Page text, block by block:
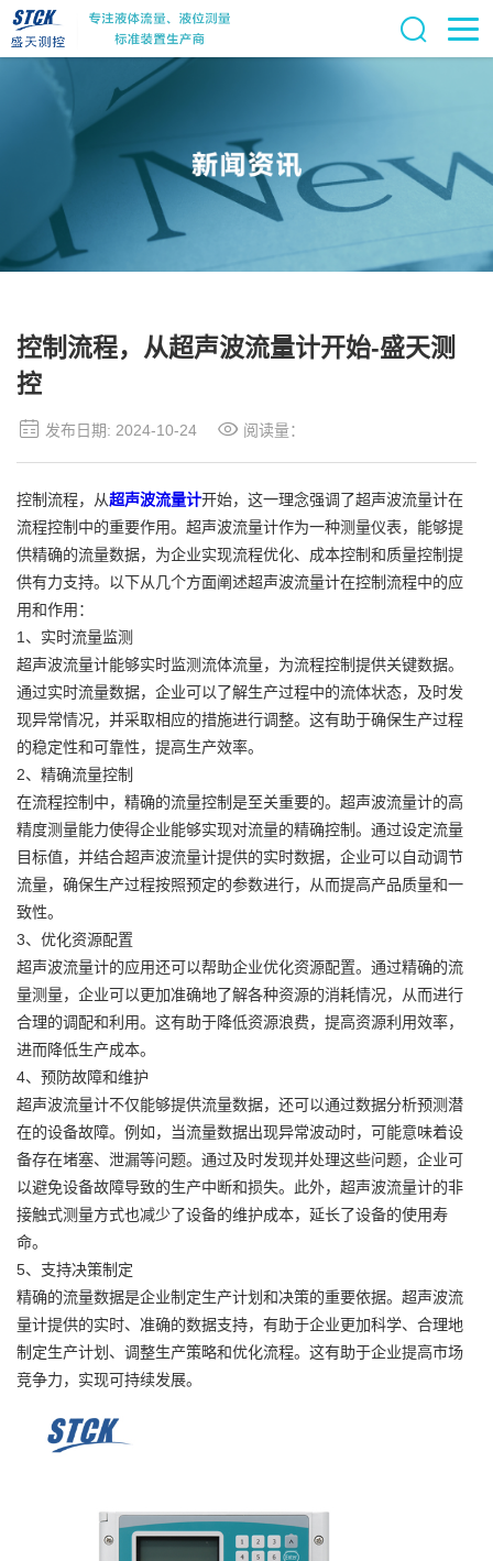
控制流程，从超声波流量计开始-盛天测
控
发布日期: 2024-10-24 阅读量：
控制流程，从超声波流量计开始，这一理念强调了超声波流量计在
流程控制中的重要作用。超声波流量计作为一种测量仪表，能够提
供精确的流量数据，为企业实现流程优化、成本控制和质量控制提
供有力支持。以下从几个方面阐述超声波流量计在控制流程中的应
用和作用：
1、实时流量监测
超声波流量计能够实时监测流体流量，为流程控制提供关键数据。
通过实时流量数据，企业可以了解生产过程中的流体状态，及时发
现异常情况，并采取相应的措施进行调整。这有助于确保生产过程
的稳定性和可靠性，提高生产效率。
2、精确流量控制
在流程控制中，精确的流量控制是至关重要的。超声波流量计的高
精度测量能力使得企业能够实现对流量的精确控制。通过设定流量
目标值，并结合超声波流量计提供的实时数据，企业可以自动调节
流量，确保生产过程按照预定的参数进行，从而提高产品质量和一
致性。
3、优化资源配置
超声波流量计的应用还可以帮助企业优化资源配置。通过精确的流
量测量，企业可以更加准确地了解各种资源的消耗情况，从而进行
合理的调配和利用。这有助于降低资源浪费，提高资源利用效率，
进而降低生产成本。
4、预防故障和维护
超声波流量计不仅能够提供流量数据，还可以通过数据分析预测潜
在的设备故障。例如，当流量数据出现异常波动时，可能意味着设
备存在堵塞、泄漏等问题。通过及时发现并处理这些问题，企业可
以避免设备故障导致的生产中断和损失。此外，超声波流量计的非
接触式测量方式也减少了设备的维护成本，延长了设备的使用寿
命。
5、支持决策制定
精确的流量数据是企业制定生产计划和决策的重要依据。超声波流
量计提供的实时、准确的数据支持，有助于企业更加科学、合理地
制定生产计划、调整生产策略和优化流程。这有助于企业提高市场
竞争力，实现可持续发展。